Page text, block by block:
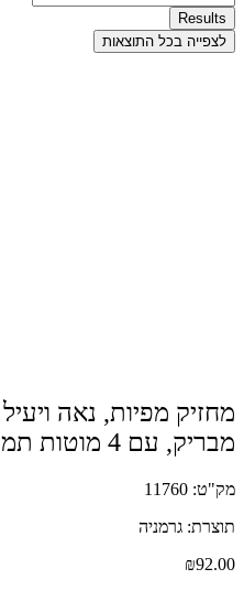
...
Results
לצפייה בכל התוצאות
מחזיק מפיות, נאה
מבריק, עם 4 מוטות תמיכה-APS
מק"ט: 11760
תוצרת: גרמניה
₪92.00